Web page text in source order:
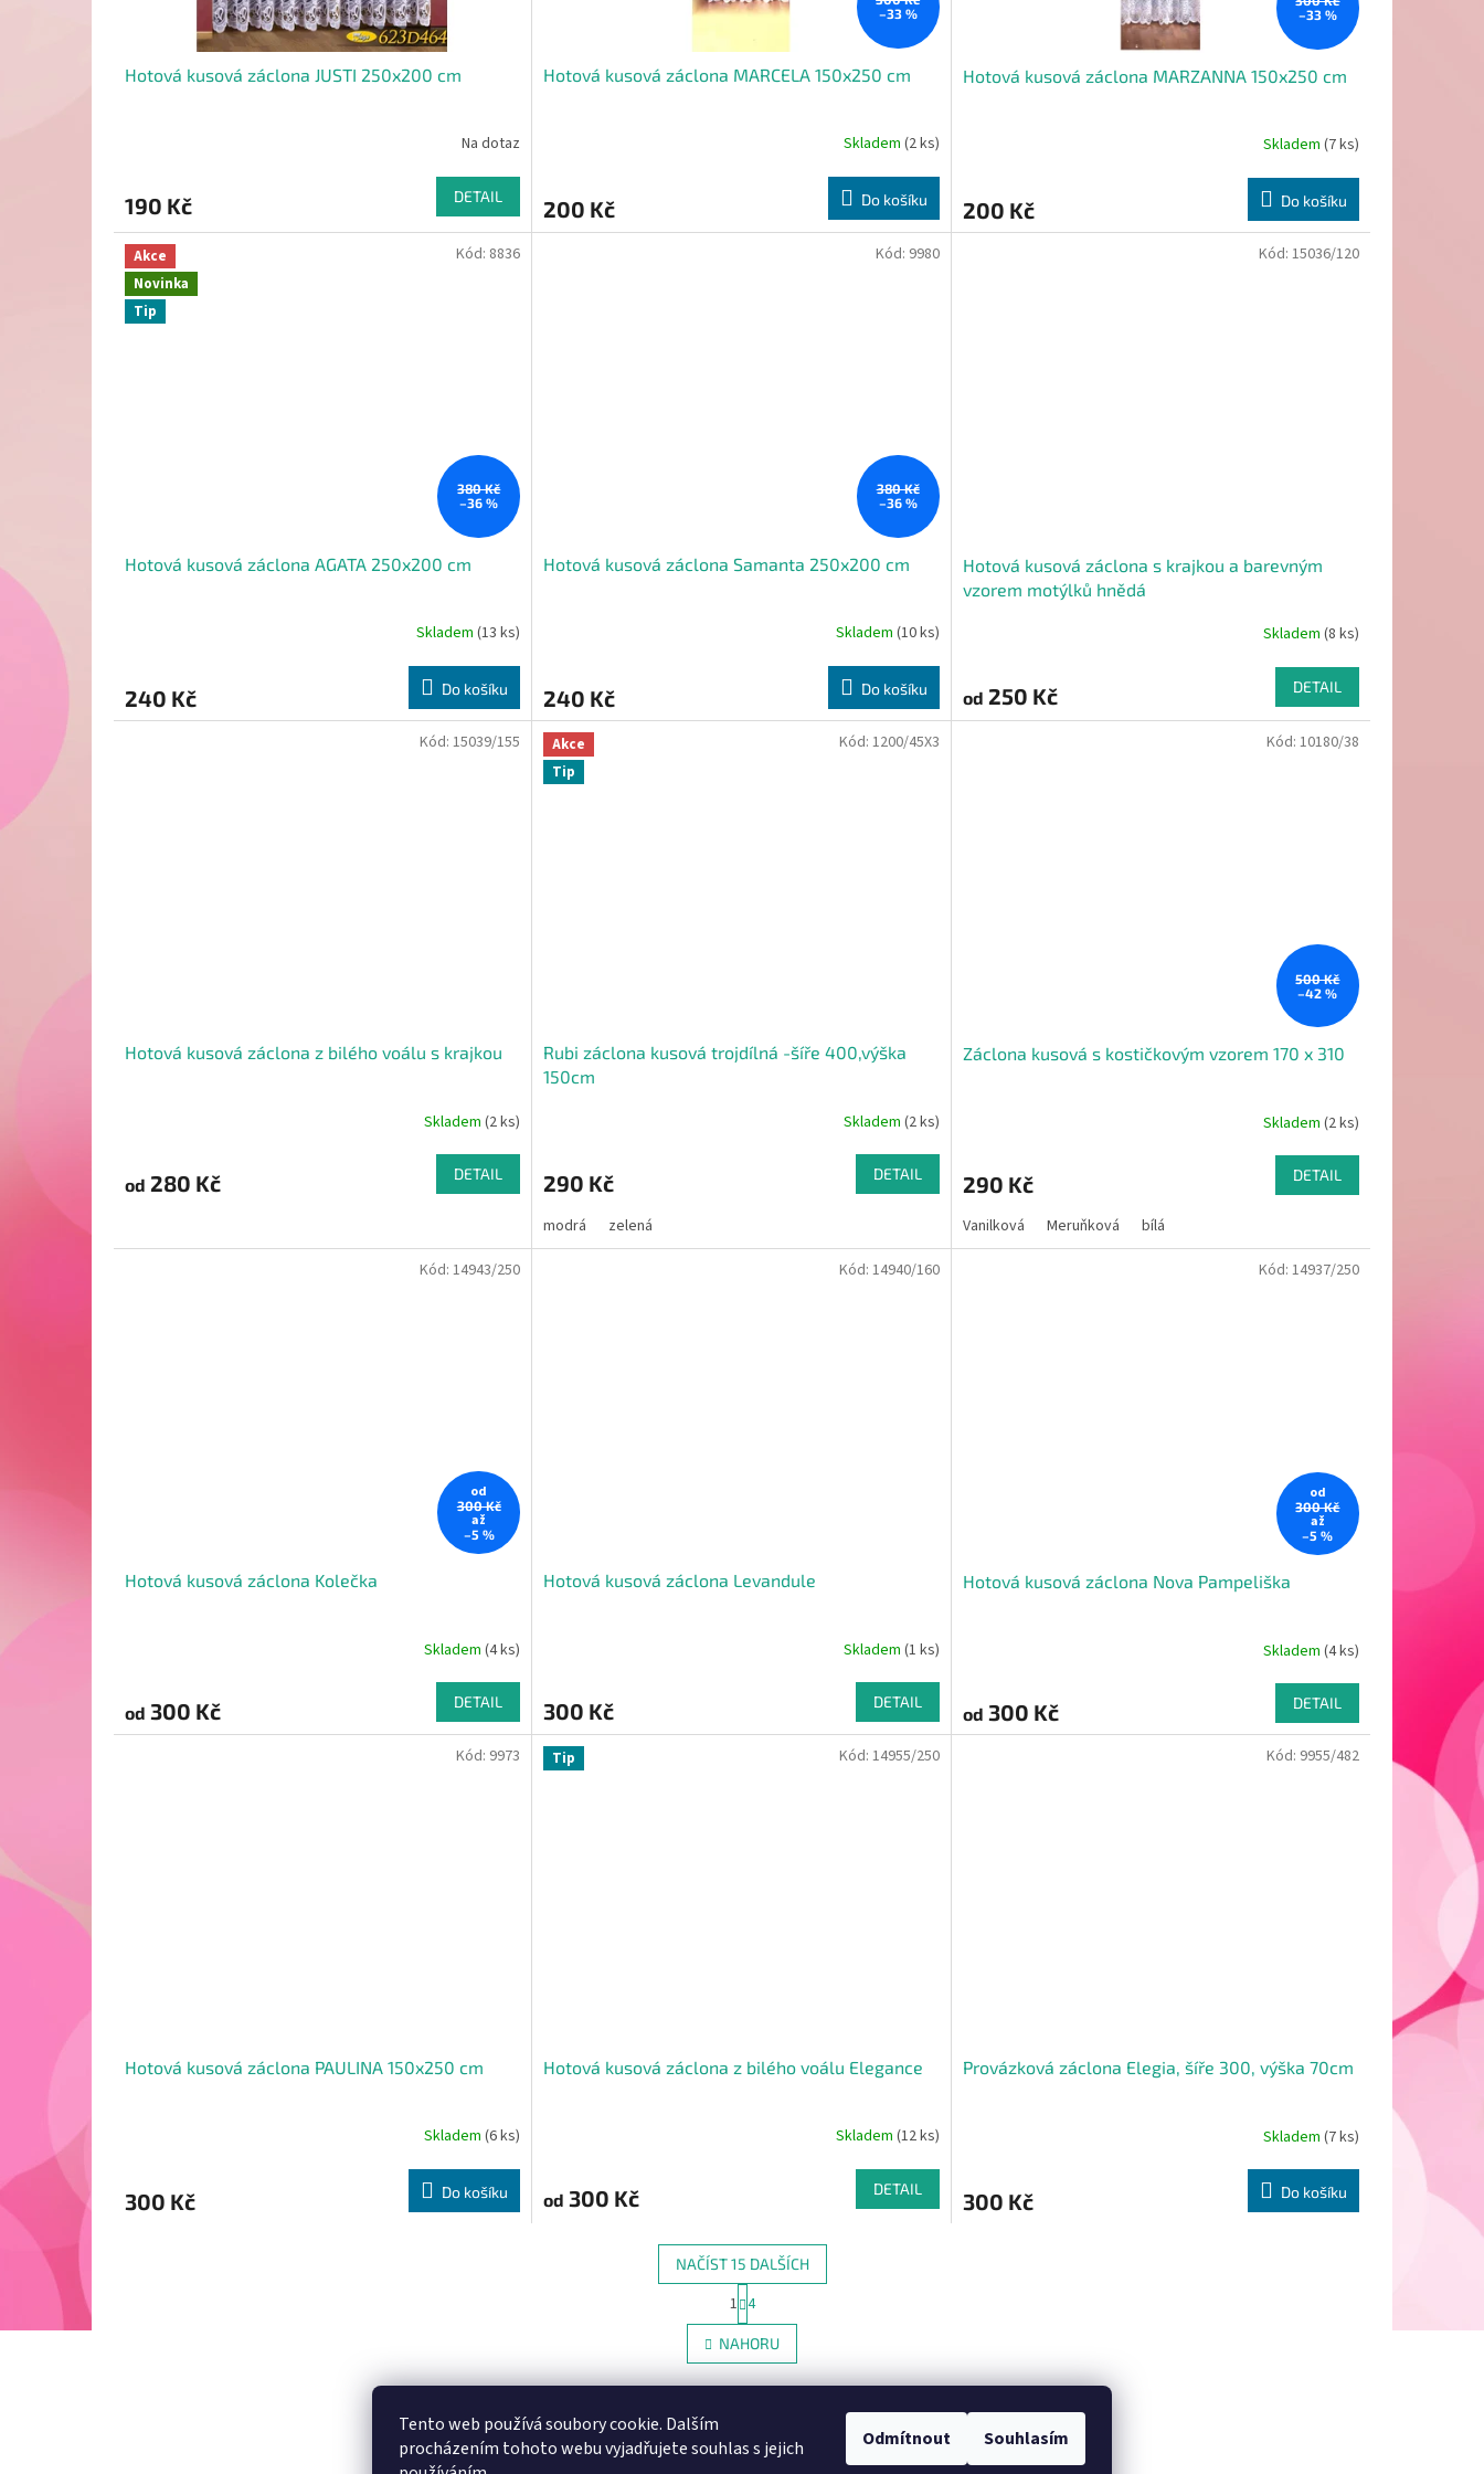
Tento web používá soubory cookie. Dalším
procházením tohoto webu vyjadřujete souhlas s jejich
Odmítnout Souhlasím
Hotová kusová záclona JUSTI 250x200 cm
Na dotaz
190 Kč DETAIL
–33 %
Hotová kusová záclona MARCELA 150x250 cm
Skladem (2 ks)
200 Kč Do košíku
–33 %
Hotová kusová záclona MARZANNA 150x250 cm
Skladem (7 ks)
200 Kč Do košíku
Akce
Novinka
Tip
380 Kč
–36 %
Hotová kusová záclona AGATA 250x200 cm
Skladem(13 ks)
240 Kč Do košíku
Kód: 8836
380 Kč
–36 %
Hotová kusová záclona Samanta 250x200 cm
Skladem (10 ks)
240 Kč Do košíku
Kód: 9980
Hotová kusová záclona s krajkou a barevným
vzorem motýlků hnědá
Skladem (8 ks)
od 250 Kč DETAIL
Kód: 15036/120
Hotová kusová záclona z bilého voálu s krajkou
Skladem(2 ks)
od 280 Kč DETAIL
Kód:15039/155
Akce
Tip
Rubi záclona kusová trojdílná -šíře 400,výška
150cm
Skladem (2 ks)
290 Kč DETAIL
modrá zelená
Kód: 1200/45X3
500 Kč
–42 %
Záclona kusová s kostičkovým vzorem 170 x 310
Skladem (2 ks)
290 Kč DETAIL
Vanilková Meruňková bílá
Kód: 10180/38
od
300 Kč
až
–5 %
Hotová kusová záclona Kolečka
Skladem(4 ks)
od 300 Kč DETAIL
Kód:14943/250
Hotová kusová záclona Levandule
Skladem (1 ks)
300 Kč DETAIL
Kód: 14940/160
od
300 Kč
až
–5 %
Hotová kusová záclona Nova Pampeliška
Skladem (4 ks)
od 300 Kč DETAIL
Kód: 14937/250
Hotová kusová záclona PAULINA 150x250 cm
Skladem(6 ks)
300 Kč Do košíku
Kód: 9973 Tip
Hotová kusová záclona z bilého voálu Elegance
Skladem (12 ks)
od 300 Kč DETAIL
Kód: 14955/250
Provázková záclona Elegia, šíře 300, výška 70cm
Skladem (7 ks)
300 Kč Do košíku
Kód: 9955/482
O
v
l
á
í
NAČÍST 15 DALŠÍCH
t
r
á
n
k
á
1 4
NAHORU
Heureka recenze